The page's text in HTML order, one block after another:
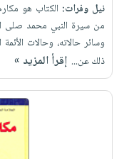
نيل وفرات: الكتاب هو
من سيرة النبي محمد صلى
وسائر حالاته، وحالات
ذلك عن... إقرأ المزيد »